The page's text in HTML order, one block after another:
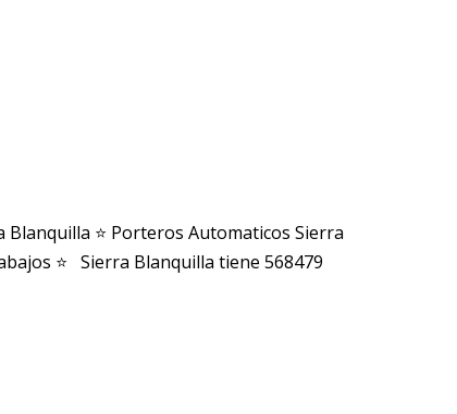
⭐ Porteros Automaticos Sierra
⭐ Sierra Blanquilla tiene 568479